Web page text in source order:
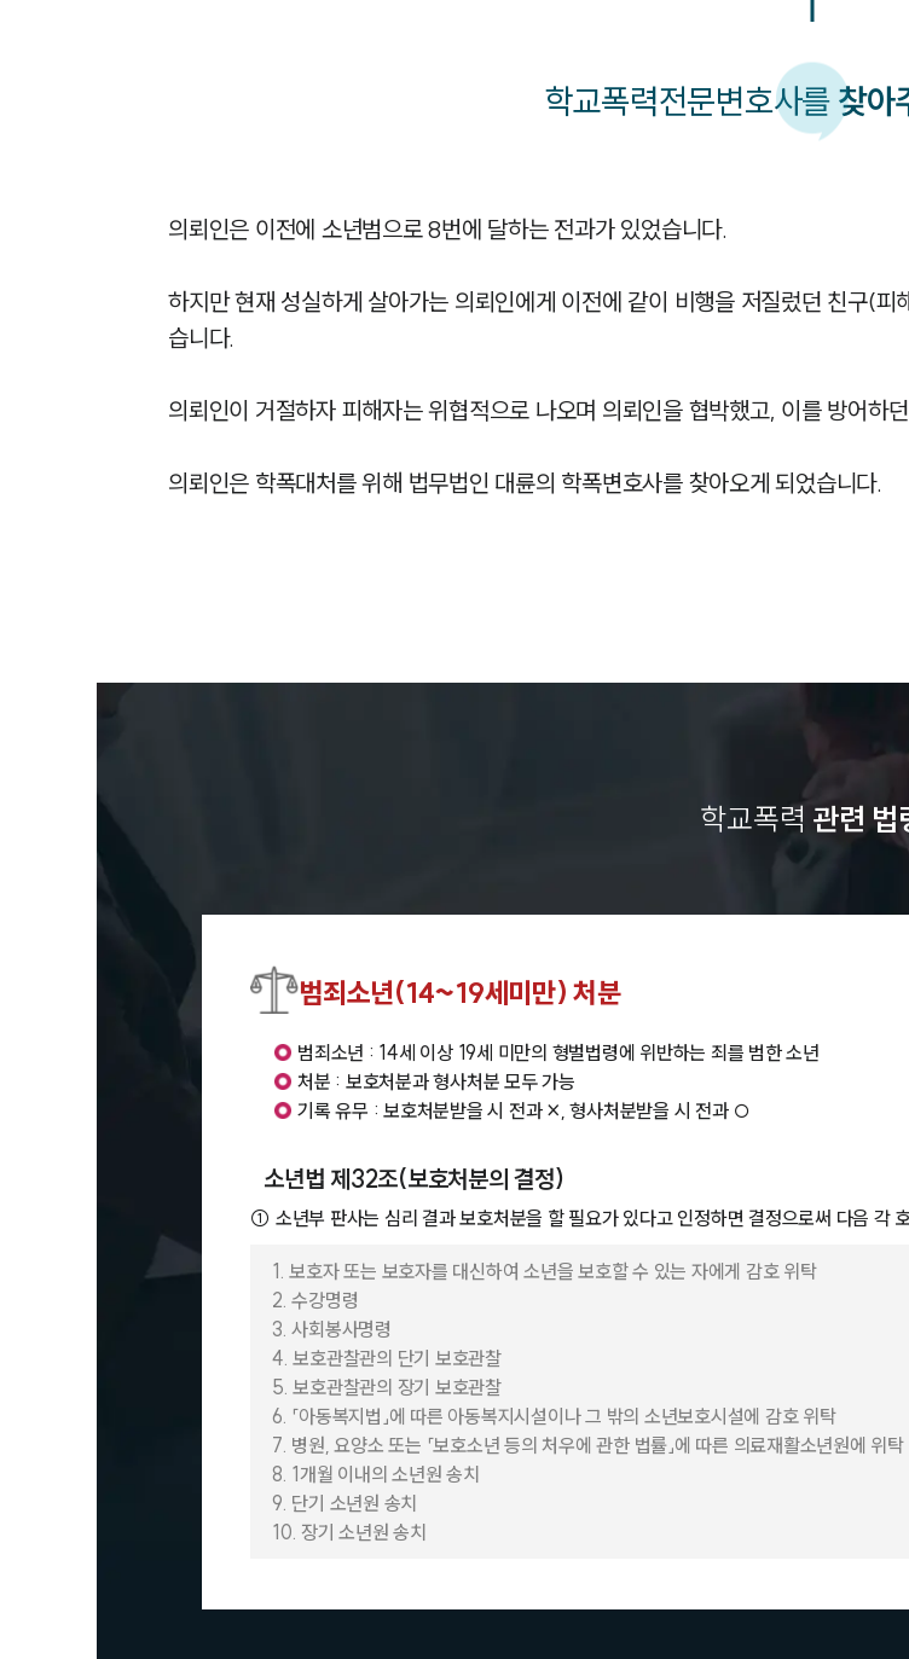
학교폭력전문변호사를 찾아
의뢰인은 이전에 소년범으로 8번에 달하는 전과가 있었습니다.
하지만 현재 성실하게 살아가는 의뢰인에게 이전에 같이 비행을 저질렀던 친구(
습니다.
의뢰인이 거절하자 피해자는 위협적으로 나오며 의뢰인을 협박했고, 이를 방어하
의뢰인은 학폭대처를 위해 법무법인 대륜의 학폭변호사를 찾아오게 되었습니다.
학교폭력 관련 법
범죄소년(14~19세미만) 처분
범죄소년 : 14세 이상 19세 미만의 형벌법령에 위반하는 죄를 범한 소년
처분 : 보호처분과 형사처분 모두 가능
기록 유무 : 보호처분받을 시 전과 ×, 형사처분받을 시 전과 ○
소년법 제32조(보호처분의 결정)
① 소년부 판사는 심리 결과 보호처분을 할 필요가 있다고 인정하면 결정으로써 다음 각
1. 보호자 또는 보호자를 대신하여 소년을 보호할 수 있는 자에게 감호 위탁
2. 수강명령
3. 사회봉사명령
4. 보호관찰관의 단기 보호관찰
5. 보호관찰관의 장기 보호관찰
6. 「아동복지법」에 따른 아동복지시설이나 그 밖의 소년보호시설에 감호 위탁
7. 병원, 요양소 또는 「보호소년 등의 처우에 관한 법률」에 따른 의료재활소년원에 위탁
8. 1개월 이내의 소년원 송치
9. 단기 소년원 송치
10. 장기 소년원 송치